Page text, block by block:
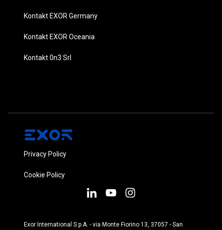
Kontakt EXOR Germany
Kontakt EXOR Oceania
Kontakt 0n3 Srl
Privacy Policy
Cookie Policy
Exor International S.p.A. - via Monte Fiorino 13, 37057 - San